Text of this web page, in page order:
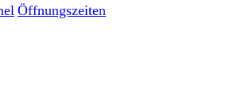
Öffnungszeiten